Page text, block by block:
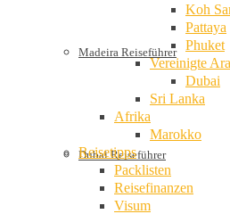
Madeira Reiseführer
Dubai Reiseführer
Koh
Pattaya
Phuket
Vereinigte
Dubai
Sri Lanka
Afrika
Marokko
Reisetipps
Packlisten
Reisefinanzen
Visum